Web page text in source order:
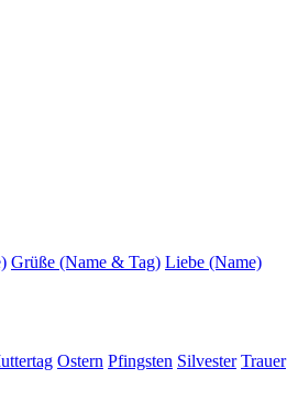
Grüße (Name & Tag) Liebe (Name)
Ostern Pfingsten Silvester Trauer